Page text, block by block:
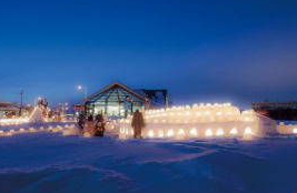
ー
、上記委託業者までお願いします。
・祝日・年末年始を除く）